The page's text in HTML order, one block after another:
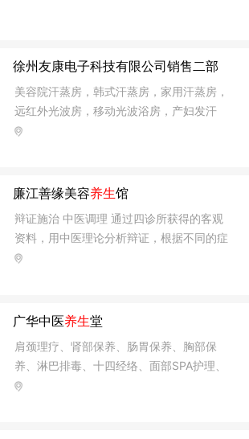
徐州友康电子科技有限公司销售二部
美容院汗蒸房，韩式汗蒸房，家用汗蒸房，
远红外光波房，移动光波浴房，产妇发汗
房，月子发汗房，频谱理疗堡，生物频谱能
房，干蒸房
廉江善缘美容养生馆
辩证施治 中医调理 通过四诊所获得的客观
资料，用中医理论分析辩证，根据不同的症
状，而采用相应的调理治疗方法。
广华中医养生堂
肩颈理疗、肾部保养、肠胃保养、胸部保
养、淋巴排毒、十四经络、面部SPA护理、
特效祛斑、丰胸滅肥、拔罐刮痧、艾炙火疗